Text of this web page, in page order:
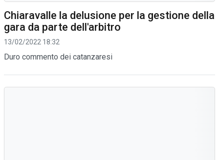
Chiaravalle la delusione per la gestione della
gara da parte dell'arbitro
13/02/2022 18:32
Duro commento dei catanzaresi